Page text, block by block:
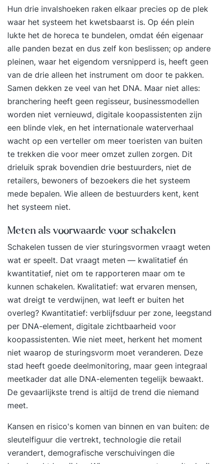
kan vergroten. We besteden aandacht aan het
stellen van vragen, feedback geven en ontvangen
en het omgaan met lastige situaties. - Je gaat je
eigen patronen en de functie daarvan verder
ontdekken. - Je ontdekt hoe jij grenzen stelt in
een boksworkshop. - Je oefent met diverse
interactievormen: vragen stellen, ondertitelen,
samenvatten, jezelf uitspreken, feedback geven
en vragen. Module 3: Ik in mijn context In
deze module pas je de theorie en vaardigheden
toe op je eigen context, onder andere door te
werken met acteurs. - Je wordt je bewust van
jouw triggers en hoe hiermee om te gaan. - Aan
de hand van jouw casuïstiek oefen je met acteurs
op nieuw gedrag. - Je maakt jouw manifest: je
keuzes en manier van leren na de training in je
communicatie & interactie bestaat uit drie
modules verspreid over drie maanden: twee
modules van drie dagen en één module van twee
dagen. Alle deelnemers overnachten tijdens de
trainingsmodules in een conferentieoord.
vanHarte&Lingsma verzorgt de overnachtingen.
Hun drie invalshoeken raken elkaar precies op de plek
waar het systeem het kwetsbaarst is. Op één plein
lukte het de horeca te bundelen, omdat één eigenaar
alle panden bezat en dus zelf kon beslissen; op andere
pleinen, waar het eigendom versnipperd is, heeft geen
van de drie alleen het instrument om door te pakken.
Samen dekken ze veel van het DNA. Maar niet alles:
branchering heeft geen regisseur, businessmodellen
worden niet vernieuwd, digitale koopassistenten zijn
een blinde vlek, en het internationale waterverhaal
wacht op een verteller om meer toeristen van buiten
te trekken die voor meer omzet zullen zorgen. Dit
drieluik sprak bovendien drie bestuurders, niet de
retailers, bewoners of bezoekers die het systeem
mede bepalen. Wie alleen de bestuurders kent, kent
het systeem niet.
Meten als voorwaarde voor schakelen
Schakelen tussen de vier sturingsvormen vraagt weten
wat er speelt. Dat vraagt meten — kwalitatief én
kwantitatief, niet om te rapporteren maar om te
kunnen schakelen. Kwalitatief: wat ervaren mensen,
wat dreigt te verdwijnen, wat leeft er buiten het
overleg? Kwantitatief: verblijfsduur per zone, leegstand
per DNA-element, digitale zichtbaarheid voor
koopassistenten. Wie niet meet, herkent het moment
niet waarop de sturingsvorm moet veranderen. Deze
stad heeft goede deelmonitoring, maar geen integraal
meetkader dat alle DNA-elementen tegelijk bewaakt.
De gevaarlijkste trend is altijd de trend die niemand
meet.
Kansen en risico's komen van binnen en van buiten: de
sleutelfiguur die vertrekt, technologie die retail
verandert, demografische verschuivingen die